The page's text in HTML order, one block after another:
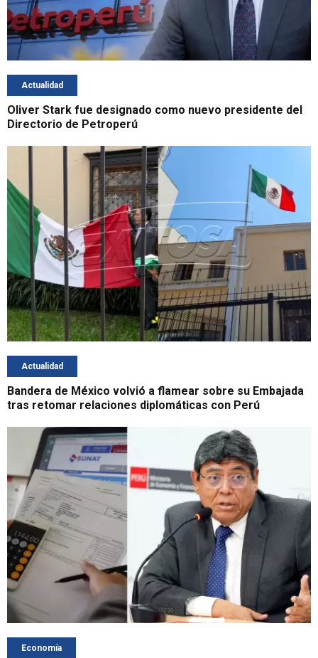
Actualidad
Oliver Stark fue designado como nuevo presidente del
Directorio de Petroperú
Actualidad
Bandera de México volvió a flamear sobre su Embajada
tras retomar relaciones diplomáticas con Perú
Economía